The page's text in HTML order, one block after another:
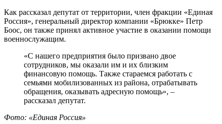
Как рассказал депутат от территории, член фракции «Единая
Россия», генеральный директор компании «Брюкке» Петр
Боос, он также принял активное участие в оказании помощи
военнослужащим.
«С нашего предприятия было призвано двое
сотрудников, мы оказали им и их близким
финансовую помощь. Также стараемся работать с
семьями мобилизованных из района, отрабатывать
обращения, оказывать адресную помощь», –
рассказал депутат.
Фото: «Единая Россия»